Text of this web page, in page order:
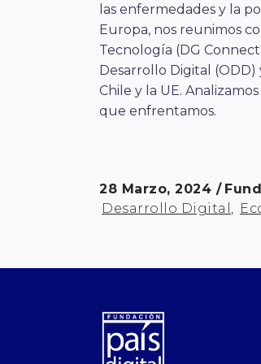
las enfermedades y la
Europa, nos reunimos
Tecnología (DG
Desarrollo Digital
Chile y la UE.
que enfrentamos.
28 Marzo, 2024
Desarrollo Digital ,